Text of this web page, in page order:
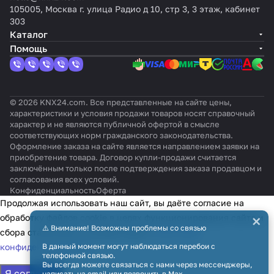
105005, Москва г. улица Радио д 10, стр 3, 3 этаж, кабинет
303
Каталог
Помощь
© 2026 KNX24.com. Все представленные на сайте цены,
характеристики и условия продажи товаров носят справочный
характер и не являются публичной офертой в смысле
соответствующих норм гражданского законодательства.
Оформление заказа на сайте является направлением заявки на
приобретение товара. Договор купли-продажи считается
заключённым только после подтверждения заказа продавцом и
согласования всех условий.
КонфиденциальностьОферта
⚠️ Внимание! Возможны проблемы со связью
В данный момент могут наблюдаться перебои с
телефонной связью.
Вы всегда можете связаться с нами через мессенджеры,
×
Продолжая использовать наш сайт, вы даёте согласие на
обработку файлов cookie в целях функционирования сайта и
сбора статистики в соответствии сполитикой
конфиденциальности